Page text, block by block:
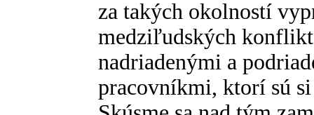
za takých okolností
medziľudských
nadriadenými a
pracovníkmi, ktorí sú